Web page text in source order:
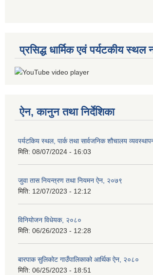
प्रसिद्ध धार्मिक एवं पर्यटकीय स्थल
ऐन, कानुन तथा निर्देशिका
पर्यटकिय स्थल, पार्क तथा सार्वजनिक शौचालय
मिति: 08/07/2024 - 16:03
जुवा तास नियन्त्रण तथा नियमन ऐन, २०७९
मिति: 12/07/2023 - 12:12
विनियोजन विधेयक, २०८०
मिति: 06/26/2023 - 12:28
बारपाक सुलिकोट गाउँपालिकाको आर्थिक ऐन, २०८०
मिति: 06/25/2023 - 18:51